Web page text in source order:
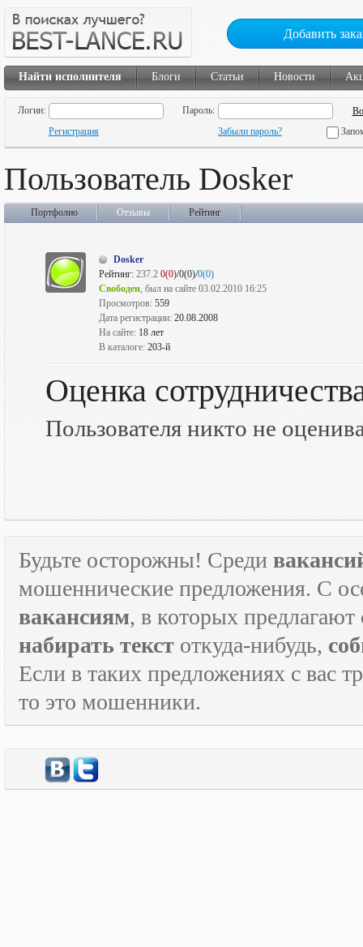
Добавить
Найти исполнителя Блоги Статьи Новости
Логин:
Пароль:
Регистрация
Забыли пароль?
Пользователь Dosker
Портфолио Отзывы Рейтинг
Dosker
Рейтинг: 237.2 0(0)/0(0)/0(0)
Свободен, был на сайте 03.02.2010 16:25
Просмотров: 559
Дата регистрации: 20.08.2008
На сайте: 18 лет
В каталоге: 203-й
Оценка
Пользователя никто не
Будьте осторожны! Среди
мошеннические предложения. С
вакансиям, в которых предлагают
набирать текст откуда-нибудь,
Если в таких предложениях с вас
то это мошенники.